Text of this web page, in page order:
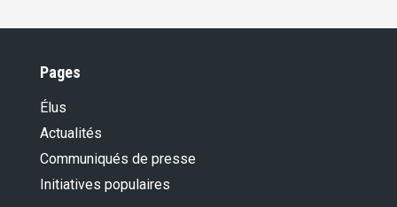
Pages
Élus
Actualités
Communiqués de presse
Initiatives populaires